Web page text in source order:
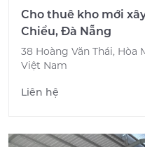
Cho thuê kho mới
Chiểu, Đà Nẵng
38 Hoàng Văn Thái, Hòa
Việt Nam
Liên hệ